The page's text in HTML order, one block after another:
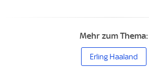
Mehr zum Thema:
Erling Haaland